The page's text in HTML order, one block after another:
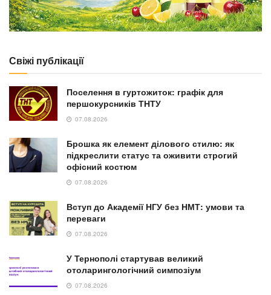
Свіжі публікації
Поселення в гуртожиток: графік для
першокурсників ТНТУ
07.08.2026
Брошка як елемент ділового стилю: як
підкреслити статус та оживити строгий
офісний костюм
07.08.2026
Вступ до Академії НГУ без НМТ: умови та
переваги
07.08.2026
У Тернополі стартував великий
отоларингологічний симпозіум
07.08.2026